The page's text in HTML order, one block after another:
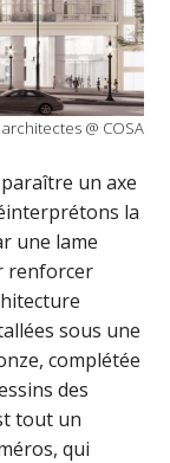
@ COSA
un axe
la
une lame
renforcer
sous une
complétée
des
tout un
qui